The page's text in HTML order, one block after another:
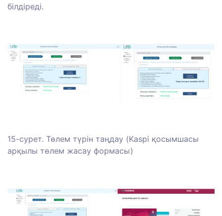
білдіреді.
15-сурет. Төлем түрін таңдау (Kaspi қосымшасы
арқылы төлем жасау формасы)